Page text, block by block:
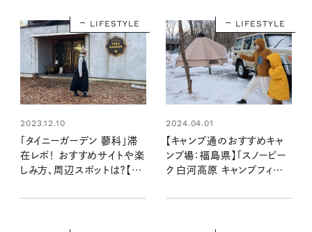
LIFESTYLE
2023.12.10
「タイニーガーデン 蓼科」滞
在レポ！ おすすめサイトや楽
しみ方、周辺スポットは？【キ
場：長野】
LIFESTYLE
2024.04.01
【キャンプ通のおすすめキャ
ンプ場：福島県】「スノーピー
ク 白河高原 キャンプフィー